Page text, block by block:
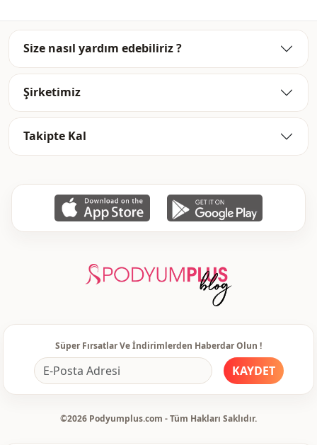
Size nasıl yardım edebiliriz ?
Şirketimiz
Takipte Kal
Süper Fırsatlar Ve İndirimlerden Haberdar Olun !
KAYDET
©2026 Podyumplus.com - Tüm Hakları Saklıdır.